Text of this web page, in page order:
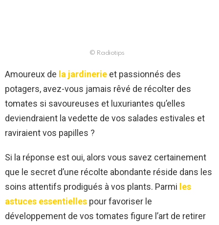
© Radiotips
Amoureux de la jardinerie et passionnés des
potagers, avez-vous jamais rêvé de récolter des
tomates si savoureuses et luxuriantes qu’elles
deviendraient la vedette de vos salades estivales et
raviraient vos papilles ?
Si la réponse est oui, alors vous savez certainement
que le secret d’une récolte abondante réside dans les
soins attentifs prodigués à vos plants. Parmi les
astuces essentielles pour favoriser le
développement de vos tomates figure l’art de retirer